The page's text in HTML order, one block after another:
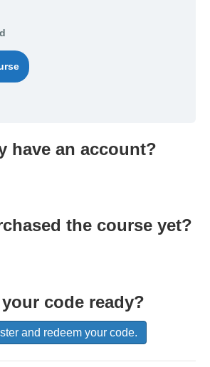
have an account?
the course yet?
your code ready?
and redeem your code.